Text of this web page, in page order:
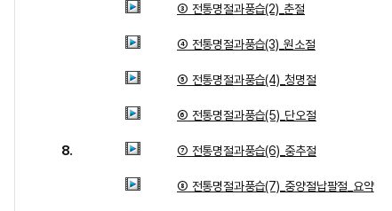
③ 전통명절과풍습(2)_춘절
④ 전통명절과풍습(3)_원소절
⑤ 전통명절과풍습(4)_청명절
⑥ 전통명절과풍습(5)_단오절
8. ⑦ 전통명절과풍습(6)_중추절
⑧ 전통명절과풍습(7)_중양절납팔절_요약